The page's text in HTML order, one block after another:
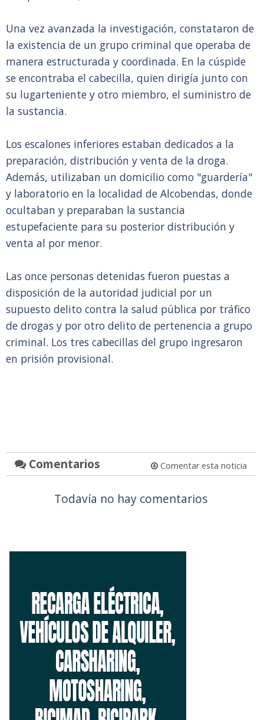
Una vez avanzada la investigación, constataron de
la existencia de un grupo criminal que operaba de
manera estructurada y coordinada. En la cúspide
se encontraba el cabecilla, quien dirigía junto con
su lugarteniente y otro miembro, el suministro de
la sustancia.
Los escalones inferiores estaban dedicados a la
preparación, distribución y venta de la droga.
Además, utilizaban un domicilio como "guardería"
y laboratorio en la localidad de Alcobendas, donde
ocultaban y preparaban la sustancia
estupefaciente para su posterior distribución y
venta al por menor.
Las once personas detenidas fueron puestas a
disposición de la autoridad judicial por un
supuesto delito contra la salud pública por tráfico
de drogas y por otro delito de pertenencia a grupo
criminal. Los tres cabecillas del grupo ingresaron
en prisión provisional.
Comentarios Comentar esta noticia
Todavía no hay comentarios